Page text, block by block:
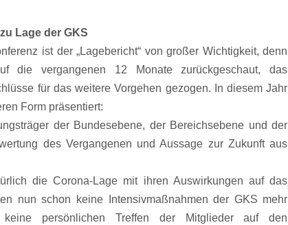
Lage der GKS
ist der „Lagebericht“ von großer Wichtigkeit, denn
die vergangenen 12 Monate zurückgeschaut, das
für das weitere Vorgehen gezogen. In diesem Jahr
Form präsentiert:
der Bundesebene, der Bereichsebene und der
des Vergangenen und Aussage zur Zukunft aus
die Corona-Lage mit ihren Auswirkungen auf das
nun schon keine Intensivmaßnahmen der GKS mehr
persönlichen Treffen der Mitglieder auf den